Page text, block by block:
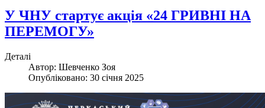
У ЧНУ стартує акція «24 ГРИВНІ НА
ПЕРЕМОГУ»
Деталі
Автор: Шевченко Зоя
Опубліковано: 30 січня 2025